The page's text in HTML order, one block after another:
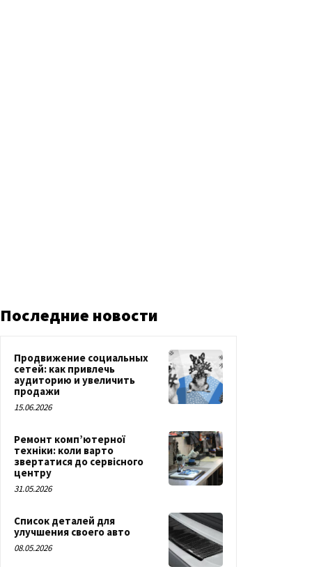
Последние новости
Продвижение социальных
сетей: как привлечь
аудиторию и увеличить
продажи
15.06.2026
Ремонт комп’ютерної
техніки: коли варто
звертатися до сервісного
центру
31.05.2026
Список деталей для
улучшения своего авто
08.05.2026